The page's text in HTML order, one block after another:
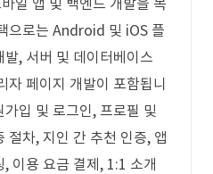
일 앱 및 백엔드 개발을 목
으로는 Android 및 iOS 플
, 서버 및 데이터베이스
자 페이지 개발이 포함됩니
입 및 로그인, 프로필 및
절차, 지인 간 추천 인증, 앱
이용 요금 결제, 1:1 소개